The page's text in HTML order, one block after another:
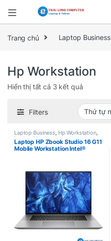
Trang chủ Laptop Business
Hp Workstation
Hiển thị tất cả 3 kết quả
Filters
Laptop Business, Hp Workstation,
Laptop Hp
Laptop HP Zbook Studio 16 G11
Mobile Workstation Intel®